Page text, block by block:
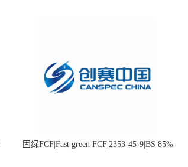
固绿FCF|Fast green FCF|2353-45-9|BS 85%